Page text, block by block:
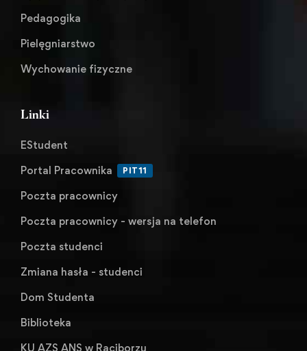
Pedagogika
Pielęgniarstwo
Wychowanie fizyczne
Linki
EStudent
Portal Pracownika
PIT11
Poczta pracownicy
Poczta pracownicy - wersja na telefon
Poczta studenci
Zmiana hasła - studenci
Dom Studenta
Biblioteka
KU AZS ANS w Raciborzu